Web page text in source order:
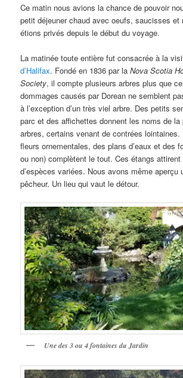
Ce matin nous avions la chance de pouvoir
petit déjeuner chaud avec oeufs, saucisses et
étions privés depuis le début du voyage.
La matinée toute entière fut consacrée à la
d’Halifax. Fondé en 1836 par laNova Scotia
Society, il compte plusieurs arbres plus que
dommages causés par Dorean ne semblent
à l’exception d’un très viel arbre. Des petits
parc et des affichettes donnent les noms de la
arbres, certains venant de contrées lointaines.
fleurs ornementales, des plans d’eaux et des
ou non) complètent le tout. Ces étangs attirent
d’espèces variées. Nous avons même aperçu
pêcheur. Un lieu qui vaut le détour.
Une des 3 ou 4 fontaines du Jardin